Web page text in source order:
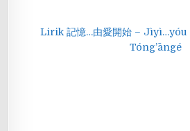
Lirik 記憶…由愛開始 – Jìyì…yóu
Tóng’āngé